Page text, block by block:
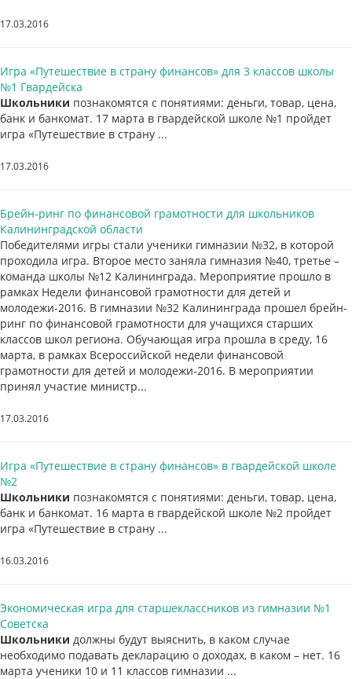
17.03.2016
Игра «Путешествие в страну финансов» для 3 классов школы
№1 Гвардейска
Школьники познакомятся с понятиями: деньги, товар, цена,
банк и банкомат. 17 марта в гвардейской школе №1 пройдет
игра «Путешествие в страну ...
17.03.2016
Брейн-ринг по финансовой грамотности для школьников
Калининградской области
Победителями игры стали ученики гимназии №32, в которой
проходила игра. Второе место заняла гимназия №40, третье –
команда школы №12 Калининграда. Мероприятие прошло в
рамках Недели финансовой грамотности для детей и
молодежи-2016. В гимназии №32 Калининграда прошел брейн-
ринг по финансовой грамотности для учащихся старших
классов школ региона. Обучающая игра прошла в среду, 16
марта, в рамках Всероссийской недели финансовой
грамотности для детей и молодежи-2016. В мероприятии
принял участие министр...
17.03.2016
Игра «Путешествие в страну финансов» в гвардейской школе
№2
Школьники познакомятся с понятиями: деньги, товар, цена,
банк и банкомат. 16 марта в гвардейской школе №2 пройдет
игра «Путешествие в страну ...
16.03.2016
Экономическая игра для старшеклассников из гимназии №1
Советска
Школьники должны будут выяснить, в каком случае
необходимо подавать декларацию о доходах, в каком – нет. 16
марта ученики 10 и 11 классов гимназии ...